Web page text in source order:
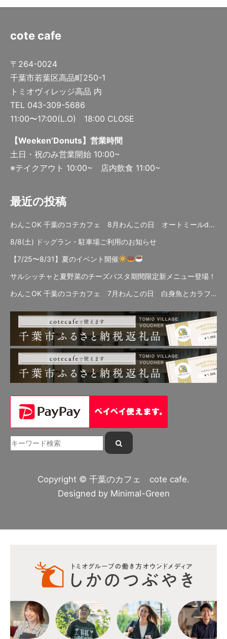
cote cafe
〒264-0024
千葉市若葉区高品町250-1
トミオヴィレッジ高品 内
TEL 043-309-5686
11:00〜17:00(L.O) 18:00 CLOSE
【Weeken’Donuts】営業時間
土日・祝のみ営業開始 10:00~
※テイクアウト 10:00~ 店内飲食 11:00~
最近の投稿
わんこOK 千葉のコテカフェ 8月わんこの日 オートミールdeローストビーフライス
8/8(土) ドッグラン・駐車場ご利用のお知らせ
【7/25〜8/31】夏のイベント開催
サルシッチャと夏野菜のチーズパスタ期間限定新メニュー登場！
わんこOK 千葉のコテカフェ 7月わんこの日 白身魚とカラフルやさいのオムレツ
Copyright © 千葉のカフェ cote cafe.
Designed by Minimal-Green